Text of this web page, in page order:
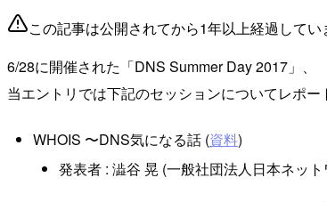
この記事は公開されてから1年以上経過して
6/28に開催された「DNS Summer Day 2017」、
当エントリでは下記のセッションについてレポー
WHOIS 〜DNS気になる話 (資料)
発表者 : 澁谷 晃 (一般社団法人日本ネッ